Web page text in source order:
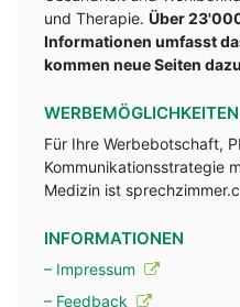
und Therapie. Über
Informationen umfasst
kommen neue Seiten
Für Ihre Werbebotschaft,
Kommunikationsstrategie
Medizin ist
INFORMATIONEN
– Impressum
– Feedback